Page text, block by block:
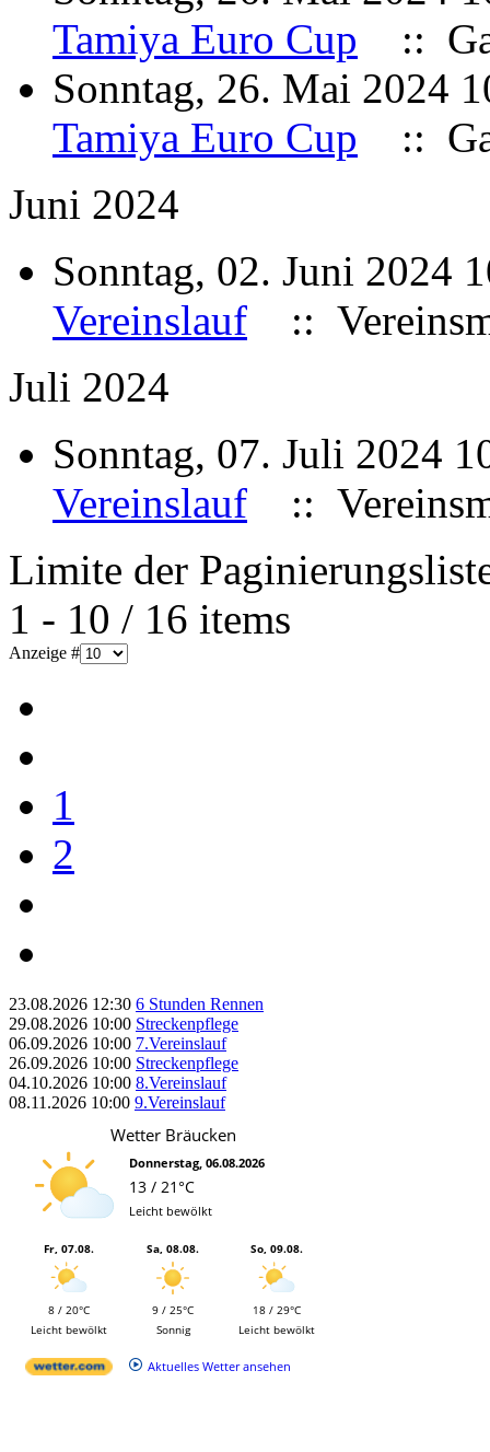
Tamiya Euro Cup
::
Sonntag, 26. Mai 2024
Tamiya Euro Cup
::
Juni 2024
Sonntag, 02. Juni 2024
Vereinslauf
::
Juli 2024
Sonntag, 07. Juli 2024
Vereinslauf
::
Limite der
1 - 10 / 16 items
Anzeige #
1
2
23.08.2026 12:30 6 Stunden Rennen
29.08.2026 10:00 Streckenpflege
06.09.2026 10:00 7.Vereinslauf
26.09.2026 10:00 Streckenpflege
04.10.2026 10:00 8.Vereinslauf
08.11.2026 10:00 9.Vereinslauf
Wetter Bräucken
Donnerstag, 06.08.2026
13 / 21°C
Leicht bewölkt
Fr, 07.08.
8 / 20°C
Leicht bewölkt
Sa, 08.08.
9 / 25°C
Sonnig
So, 09.08.
18 / 29°C
Leicht bewölkt
Aktuelles Wetter ansehen